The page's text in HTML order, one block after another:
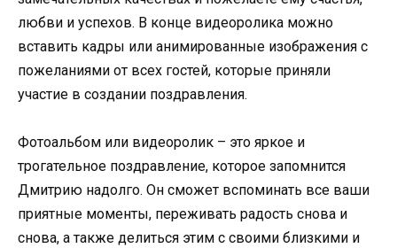
любви и успехов. В конце видеоролика можно
вставить кадры или анимированные изображения с
пожеланиями от всех гостей, которые приняли
участие в создании поздравления.
Фотоальбом или видеоролик – это яркое и
трогательное поздравление, которое запомнится
Дмитрию надолго. Он сможет вспоминать все ваши
приятные моменты, переживать радость снова и
снова, а также делиться этим с своими близкими и